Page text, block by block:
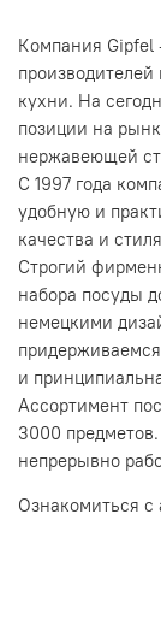
Компания
кухни. На
позиции на
нержавеющей
С 1997 года
удобную и
качества и
Строгий
набора посуды
немецкими
и
Ассортимент
3000
непрерывно
Ознакомиться